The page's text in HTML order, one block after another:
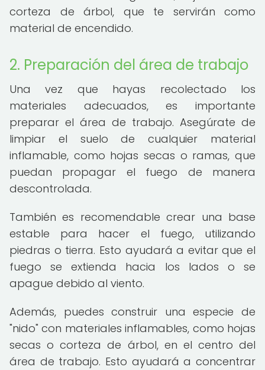
corteza de árbol, que te servirán como
material de encendido.
2. Preparación del área de trabajo
Una vez que hayas recolectado los
materiales adecuados, es importante
preparar el área de trabajo. Asegúrate de
limpiar el suelo de cualquier material
inflamable, como hojas secas o ramas, que
puedan propagar el fuego de manera
descontrolada.
También es recomendable crear una base
estable para hacer el fuego, utilizando
piedras o tierra. Esto ayudará a evitar que el
fuego se extienda hacia los lados o se
apague debido al viento.
Además, puedes construir una especie de
"nido" con materiales inflamables, como hojas
secas o corteza de árbol, en el centro del
área de trabajo. Esto ayudará a concentrar